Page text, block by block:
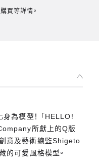
買等詳情。
身為模型！ 「HELLO!
所獻上的Q版
意及藝術總監Shigeto
的可愛風格模型。